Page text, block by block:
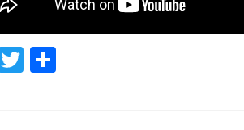
Facebook
Twitter